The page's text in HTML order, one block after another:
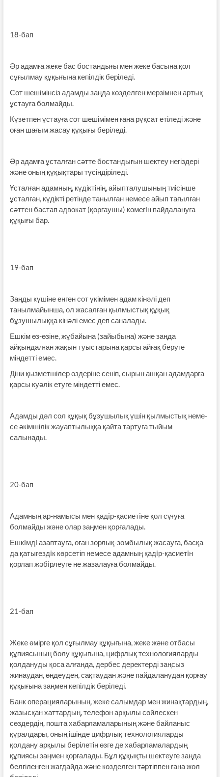
18-бап
Әр адамға жеке бас бостандығы мен жеке басына қол
сұғылмау құқығына кепілдік беріледі.
Сот шешімінсіз адамды заңда көзделген мерзімнен артық
ұстауға болмайды.
Күзетпен ұстауға сот шешімімен ғана рұқсат етіледі және
оған шағым жасау құқығы беріледі.
Әр адамға ұсталған сәтте бостандығын шектеу негіздері
және оның құқықтары түсіндіріледі.
Ұсталған адамның, күдіктінің, айыпталушының тиісінше
ұсталған, күдікті ретінде танылған немесе айып тағылған
сәттен бастап адвокат (қорғаушы) көмегiн пайдалануға
құқығы бар.
19-бап
Заңды күшіне енген сот үкімімен адам кінәлі деп
танылмайынша, ол жасалған қылмыстық құқық
бұзушылыққа кінәлі емес деп саналады.
Ешкім өз-өзіне, жұбайына (зайыбына) және заңда
айқындалған жақын туыстарына қарсы айғақ беруге
міндетті емес.
Діни қызметшілер өздеріне сеніп, сырын ашқан адамдарға
қарсы куәлік етуге міндетті емес.
Адамды дәл сол құқық бұзушылық үшін қылмыстық не­ме­
се әкімшілік жауаптылыққа қайта тартуға тыйым
салынады.
20-бап
Адамның ар-намысы мен қадiр-қасиетiне қол сұғуға
болмайды және олар заңмен қорғалады.
Ешкiмдi азаптауға, оған зорлық-зомбылық жасауға, басқа
да қатыгездiк көрсетіп немесе адамның қадiр-қасиетiн
қорлап жәбiрлеуге не жазалауға болмайды.
21-бап
Жеке өмірге қол сұғылмау құқығына, жеке және отбасы
құпиясының болу құқығына, цифрлық технологияларды
қолдануды қоса алғанда, дербес деректерді заңсыз
жинаудан, өңдеуден, сақтаудан және пайдаланудан қорғау
құқығына заңмен кепілдік беріледі.
Банк операцияларының, жеке салымдар мен жинақ­тардың,
жазысқан хаттардың, телефон арқылы сөйлескен
сөздердің, пошта хабарламаларының және байланыс
құралдары, оның ішінде цифрлық технологияларды
қолдану арқылы берілетін өзге де хабарламалардың
құпиясы заңмен қорғалады. Бұл құқықты шектеуге заңда
белгіленген жағдайда және көзделген тәртіппен ғана жол